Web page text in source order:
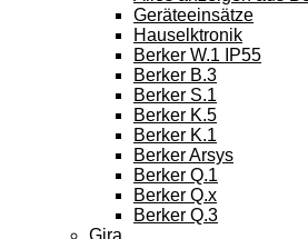
Geräteeinsätze
Hauselktronik
Berker W.1 IP55
Berker B.3
Berker S.1
Berker K.5
Berker K.1
Berker Arsys
Berker Q.1
Berker Q.x
Berker Q.3
Gira